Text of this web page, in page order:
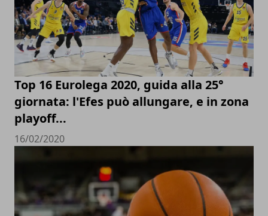
Top 16 Eurolega 2020, guida alla 25°
giornata: l'Efes può allungare, e in zona
playoff...
16/02/2020